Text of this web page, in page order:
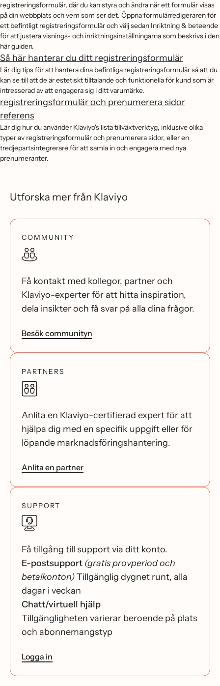
registreringsformulär, där du kan styra och ändra när ett formulär visas
på din webbplats och vem som ser det. Öppna formulärredigeraren för
ett befintligt registreringsformulär och välj sedan Inriktning & beteende
för att justera visnings- och inriktningsinställningarna som beskrivs i den
här guiden.
Så här hanterar du ditt registreringsformulär
Lär dig tips för att hantera dina befintliga registreringsformulär så att du
kan se till att de är estetiskt tilltalande och funktionella för kund som är
intresserad av att engagera sig i ditt varumärke.
registreringsformulär och prenumerera sidor
referens
Lär dig hur du använder Klaviyo's lista tillväxtverktyg, inklusive olika
typer av registreringsformulär och prenumerera sidor, eller en
tredjepartsintegrerare för att samla in och engagera med nya
prenumeranter.
Utforska mer från Klaviyo
COMMUNITY
Få kontakt med kollegor, partner och
Klaviyo-experter för att hitta inspiration,
dela insikter och få svar på alla dina frågor.
Besök communityn
PARTNERS
Anlita en Klaviyo-certifierad expert för att
hjälpa dig med en specifik uppgift eller för
löpande marknadsföringshantering.
Anlita en partner
SUPPORT
Få tillgång till support via ditt konto.
E-postsupport (gratis provperiod och
betalkonton)Tillgänglig dygnet runt, alla
dagar i veckan
Chatt/virtuell hjälp
Tillgängligheten varierar beroende på plats
och abonnemangstyp
Logga in